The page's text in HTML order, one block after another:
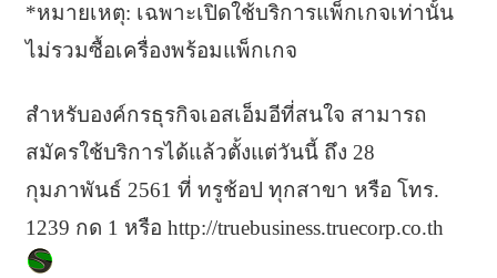
*หมายเหตุ: เฉพาะเปิดใช้บริการแพ็กเกจเท่านั้น
ไม่รวมซื้อเครื่องพร้อมแพ็กเกจ
สำหรับองค์กรธุรกิจเอสเอ็มอีที่สนใจ สามารถ
สมัครใช้บริการได้แล้วตั้งแต่วันนี้ ถึง 28
กุมภาพันธ์ 2561 ที่ ทรูช้อป ทุกสาขา หรือ โทร.
1239 กด 1 หรือ http://truebusiness.truecorp.co.th